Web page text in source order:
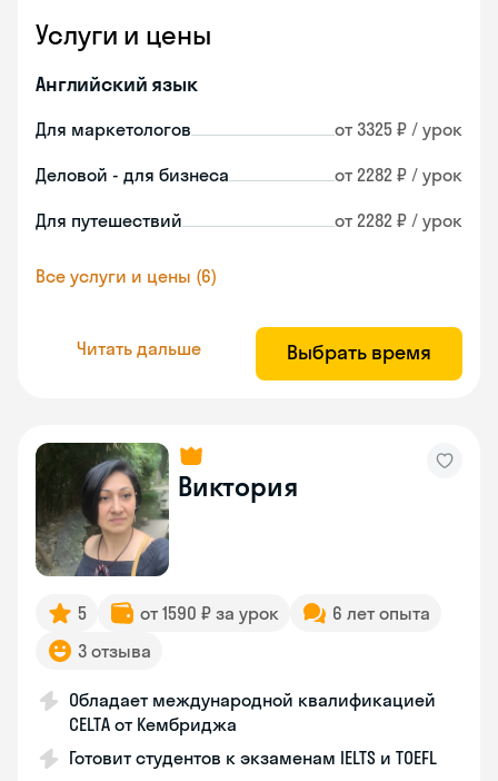
Услуги и цены
Английский язык
Для маркетологов от 3325 ₽ / урок
Деловой - для бизнеса от 2282 ₽ / урок
Для путешествий от 2282 ₽ / урок
Все услуги и цены (6)
Читать дальше Выбрать время
Виктория
5 от 1590 ₽ за урок
6 лет опыта
3 отзыва
Обладает международной квалификацией
CELTA от Кембриджа
Готовит студентов к экзаменам IELTS и TOEFL